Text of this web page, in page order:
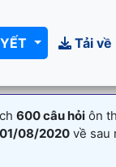
Tải về
600 câu hỏi ôn
01/08/2020 về sau